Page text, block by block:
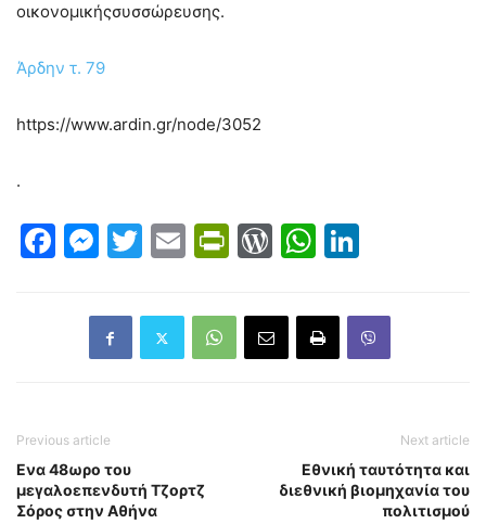
οικονομικήςσυσσώρευσης.
Άρδην τ. 79
https://www.ardin.gr/node/3052
.
Facebook
Messenger
Twitter
EmailPrintFriendly
WordPress
WhatsApp
Previous article
Ενα 48ωρο του
μεγαλοεπενδυτή Τζορτζ
Σόρος στην Αθήνα
Next article
Εθνική ταυτότητα και
διεθνική βιομηχανία του
πολιτισμού